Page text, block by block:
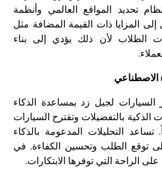
تحديد المواقع العالمي وأنظمة
إلى المزايا ذات القيمة المضافة مثل
الطلاب لأن ذلك يؤدي إلى بناء
لجيل زد بمساعدة الذكاء
الذكية بالتفضيلات وتقترح السيارات
تساعد التحليلات المدعومة بالذكاء
توقع الطلب وتحسين الكفاءة. في
الراحة التي توفرها الابتكارات.